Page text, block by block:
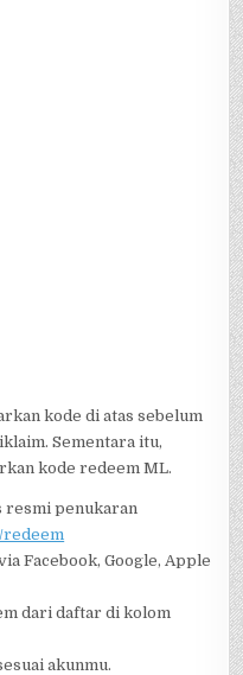
kode di atas sebelum
Sementara itu,
kode redeem ML.
resmi penukaran
redeem
Facebook, Google, Apple
dari daftar di kolom
akunmu.